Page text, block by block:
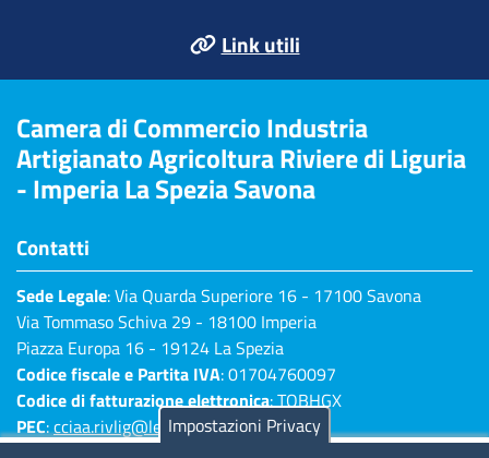
Link utili
Camera di Commercio Industria
Artigianato Agricoltura Riviere di Liguria
- Imperia La Spezia Savona
Contatti
Sede Legale: Via Quarda Superiore 16 - 17100 Savona
Via Tommaso Schiva 29 - 18100 Imperia
Piazza Europa 16 - 19124 La Spezia
Codice fiscale e Partita IVA: 01704760097
Codice di fatturazione elettronica: TQBHGX
PEC:cciaa.rivlig@legalmail.itImpostazioni Privacy